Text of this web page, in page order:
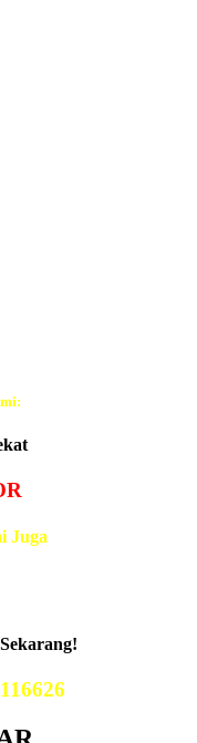
Juga